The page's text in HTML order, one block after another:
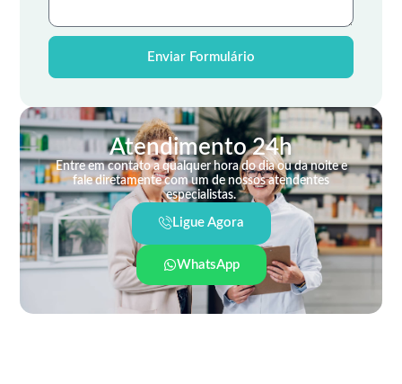
Enviar Formulário
Atendimento 24h
Entre em contato a qualquer hora do dia ou da noite e
fale diretamente com um de nossos atendentes
especialistas.
Ligue Agora
WhatsApp